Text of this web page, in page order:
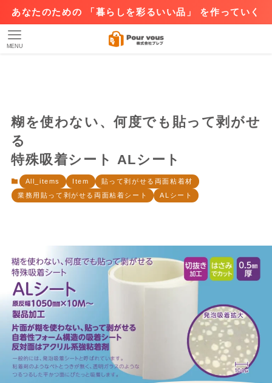
あなたのための 「暮らしを彩るいい品」 を作っていく
MENU
糊を使わない、何度でも貼って剥がせ
る
特殊吸着シート ALシート
All_items Item
貼って剥がせる両面粘着材
業務用貼って剥がせる両面粘着シート
ALシート